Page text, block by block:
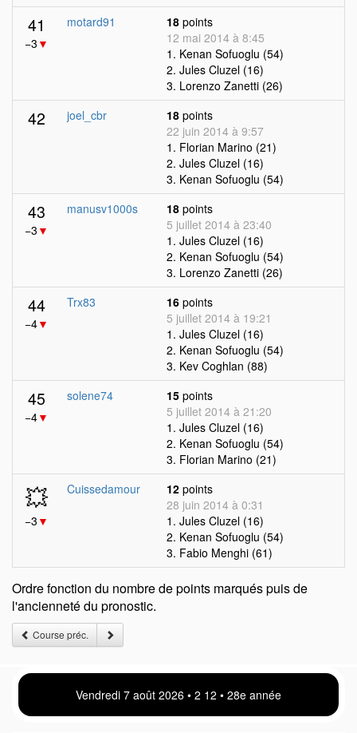
41
−3 ▼
motard91 18 points
12 mai 2014 à 8:45
1. Kenan Sofuoglu (54)
2. Jules Cluzel (16)
3. Lorenzo Zanetti (26)
42 joel_cbr 18 points
22 juin 2014 à 9:57
1. Florian Marino (21)
2. Jules Cluzel (16)
3. Kenan Sofuoglu (54)
43
−3 ▼
manusv1000s 18 points
5 juillet 2014 à 23:40
1. Jules Cluzel (16)
2. Kenan Sofuoglu (54)
3. Lorenzo Zanetti (26)
44
−4▼
Trx83 16 points
5 juillet 2014 à 19:21
1. Jules Cluzel (16)
2. Kenan Sofuoglu (54)
3. Kev Coghlan (88)
45
−4▼
solene74 15 points
5 juillet 2014 à 21:20
1. Jules Cluzel (16)
2. Kenan Sofuoglu (54)
3. Florian Marino (21)
💥
−3 ▼
Cuissedamour 12 points
28 juin 2014 à 0:31
1. Jules Cluzel (16)
2. Kenan Sofuoglu (54)
3. Fabio Menghi (61)
Ordre fonction du nombre de points marqués puis de
l'ancienneté du pronostic.
Course préc.
Vendredi 7 août 2026 • 2:12 • 28e année